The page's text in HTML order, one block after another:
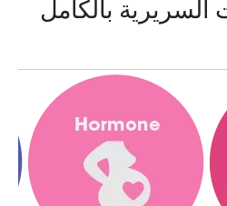
السريرية بالكامل